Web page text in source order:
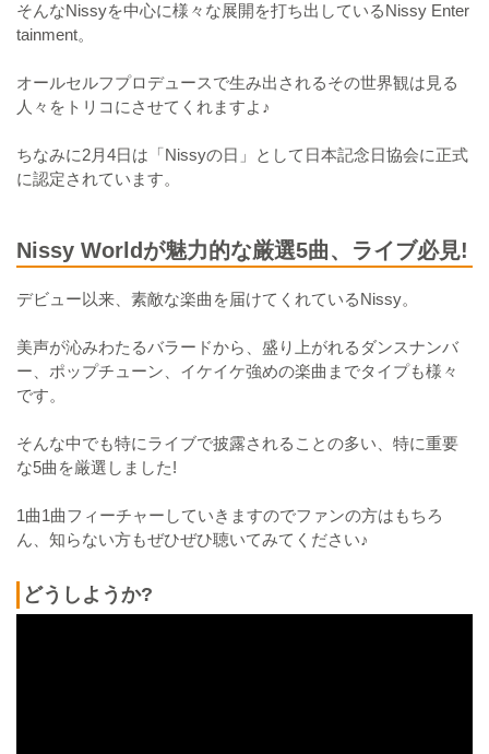
そんなNissyを中心に様々な展開を打ち出しているNissy Enter
tainment。
オールセルフプロデュースで生み出されるその世界観は見る
人々をトリコにさせてくれますよ♪
ちなみに2月4日は「Nissyの日」として日本記念日協会に正式
に認定されています。
Nissy Worldが魅力的な厳選5曲、ライブ必見!
デビュー以来、素敵な楽曲を届けてくれているNissy。
美声が沁みわたるバラードから、盛り上がれるダンスナンバ
ー、ポップチューン、イケイケ強めの楽曲までタイプも様々
です。
そんな中でも特にライブで披露されることの多い、特に重要
な5曲を厳選しました!
1曲1曲フィーチャーしていきますのでファンの方はもちろ
ん、知らない方もぜひぜひ聴いてみてください♪
どうしようか?